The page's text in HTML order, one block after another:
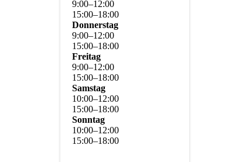
9:00–12:00
15:00–18:00
Donnerstag
9:00–12:00
15:00–18:00
Freitag
9:00–12:00
15:00–18:00
Samstag
10:00–12:00
15:00–18:00
Sonntag
10:00–12:00
15:00–18:00